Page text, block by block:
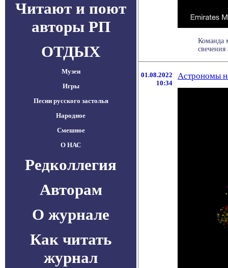
Читают и поют
авторы РП
ОТДЫХ
Музеи
Игры
Песни русского застолья
Народное
Смешное
О НАС
Редколлегия
Авторам
О журнале
Как читать
журнал
Команда
01.08.2022
10:34
Астрономы